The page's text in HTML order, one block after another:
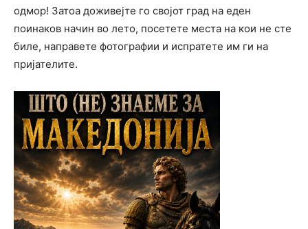
одмор! Затоа доживејте го својот град на еден
поинаков начин во лето, посетете места на кои не сте
биле, направете фотографии и испратете им ги на
пријателите.